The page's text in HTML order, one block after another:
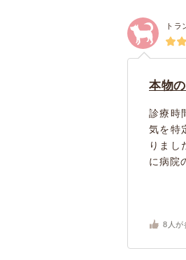
トラ
本物
診療時
気を特
りまし
に病院
8 人